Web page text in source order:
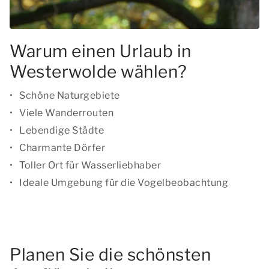
Warum einen Urlaub in
Westerwolde wählen?
Schöne Naturgebiete
Viele Wanderrouten
Lebendige Städte
Charmante Dörfer
Toller Ort für Wasserliebhaber
Ideale Umgebung für die Vogelbeobachtung
Planen Sie die schönsten